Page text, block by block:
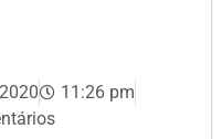
11:26 pm